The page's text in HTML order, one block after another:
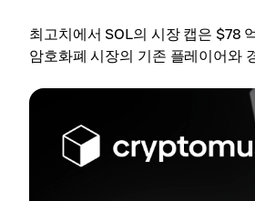
최고치에서 SOL의 시장 캡은 $78
암호화폐 시장의 기존 플레이어와